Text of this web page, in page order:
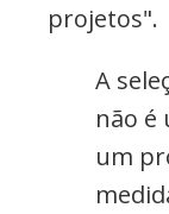
projetos".
A
não é
um